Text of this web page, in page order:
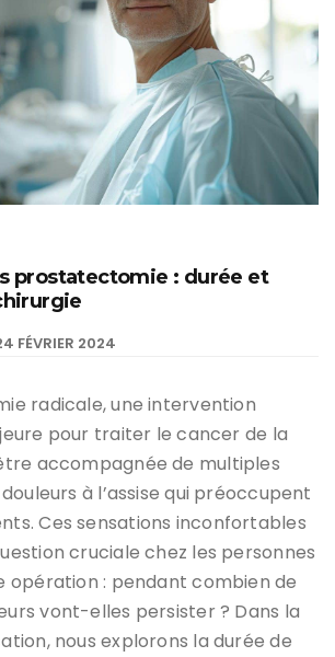
prostatectomie : durée et
FÉVRIER 2024
radicale, une intervention
pour traiter le cancer de la
accompagnée de multiples
à l’assise qui préoccupent
Ces sensations inconfortables
cruciale chez les personnes
opération : pendant combien de
vont-elles persister ? Dans la
nous explorons la durée de